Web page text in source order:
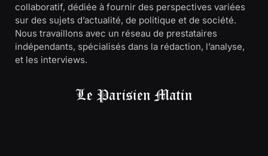
collaboratif, dédiée à fournir des perspectives variées
sur des sujets d’actualité, de politique et de société.
Nous travaillons avec un réseau de prestataires
indépendants, spécialisés dans la rédaction, l’analyse,
et les interviews.